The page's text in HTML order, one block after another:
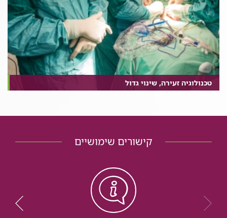
טכנולוגיה זעירה, שינוי גדול
קישורים שימושיים